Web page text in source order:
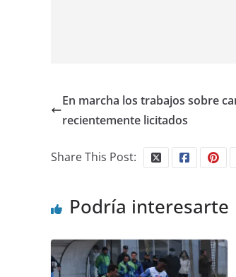
En marcha los trabajos sobre
recientemente licitados
Share This Post:
Podría interesarte